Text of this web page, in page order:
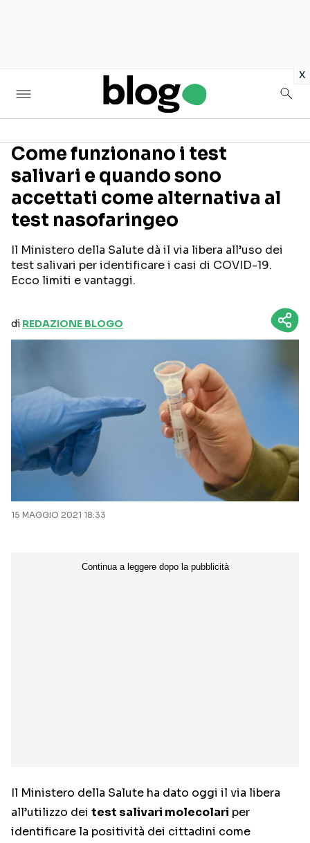
x
Seguici sui social
Come funzionano i test
salivari e quando sono
accettati come alternativa al
test nasofaringeo
Il Ministero della Salute dà il via libera all’uso dei
test salivari per identificare i casi di COVID-19.
Ecco limiti e vantaggi.
di REDAZIONE BLOGO
15 MAGGIO 2021 18:33
Il Ministero della Salute ha dato oggi il via libera
all’utilizzo dei test salivari molecolari per
identificare la positività dei cittadini come